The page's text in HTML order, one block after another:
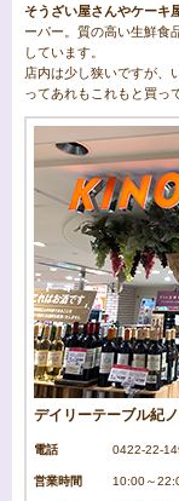
そうざい屋さんやケーキ
ーパー。質の高い生鮮食
しています。
店内は少し狭いですが、
ってあれもこれもと買っ
デイリーテーブル紀
電話 0422-22-
営業時間 10:00～